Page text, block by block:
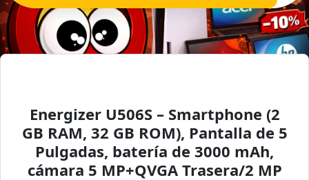
Energizer U506S – Smartphone (2
GB RAM, 32 GB ROM), Pantalla de 5
Pulgadas, batería de 3000 mAh,
cámara 5 MP+QVGA Trasera/2 MP